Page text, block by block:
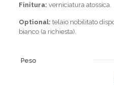
Finitura: verniciatura atossica.
Optional: telaio nobilitato
bianco (a richiesta).
Peso